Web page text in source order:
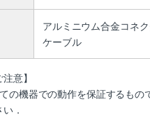
アルミニウム合金コネ
ケーブル
意】
の機器での動作を保証するもの
．